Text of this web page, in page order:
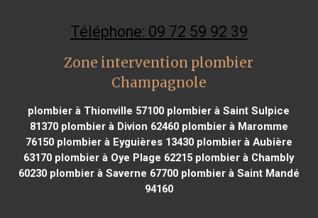
Téléphone: 09 72 59 92 39
Zone intervention plombier
Champagnole
plombier à Thionville 57100 plombier à Saint Sulpice
81370plombier à Divion 62460plombier à Maromme
76150plombier à Eyguières 13430plombier à Aubière
63170 plombier à Oye Plage 62215 plombier à Chambly
60230plombier à Saverne 67700plombier à Saint Mandé
94160